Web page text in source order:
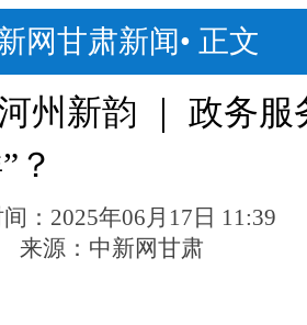
网甘肃新闻• 正文
州新韵 ｜ 政务服
？
： 2025年06月17日 11:39
来源： 中新网甘肃